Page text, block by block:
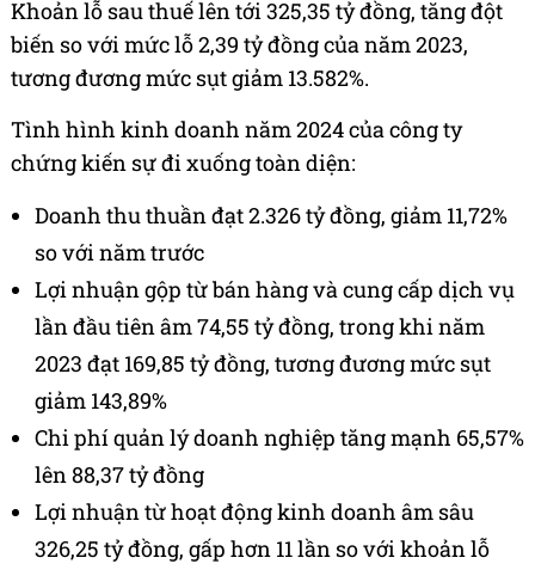
Khoản lỗ sau thuế lên tới 325,35 tỷ đồng, tăng đột
biến so với mức lỗ 2,39 tỷ đồng của năm 2023,
tương đương mức sụt giảm 13.582%.
Tình hình kinh doanh năm 2024 của công ty
chứng kiến sự đi xuống toàn diện:
Doanh thu thuần đạt 2.326 tỷ đồng, giảm 11,72%
so với năm trước
Lợi nhuận gộp từ bán hàng và cung cấp dịch vụ
lần đầu tiên âm 74,55 tỷ đồng, trong khi năm
2023 đạt 169,85 tỷ đồng, tương đương mức sụt
giảm 143,89%
Chi phí quản lý doanh nghiệp tăng mạnh 65,57%
lên 88,37 tỷ đồng
Lợi nhuận từ hoạt động kinh doanh âm sâu
326,25 tỷ đồng, gấp hơn 11 lần so với khoản lỗ